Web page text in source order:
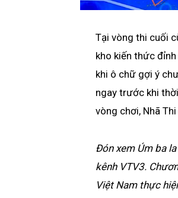
Tại vòng thi cuối
kho kiến thức
khi ô chữ gợi ý
ngay trước khi
vòng chơi, Nhã
Đón xem Úm ba
kênh VTV3.
Việt Nam thực